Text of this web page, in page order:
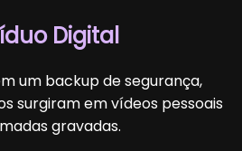
Digital
um backup de segurança,
surgiram em vídeos pessoais
gravadas.